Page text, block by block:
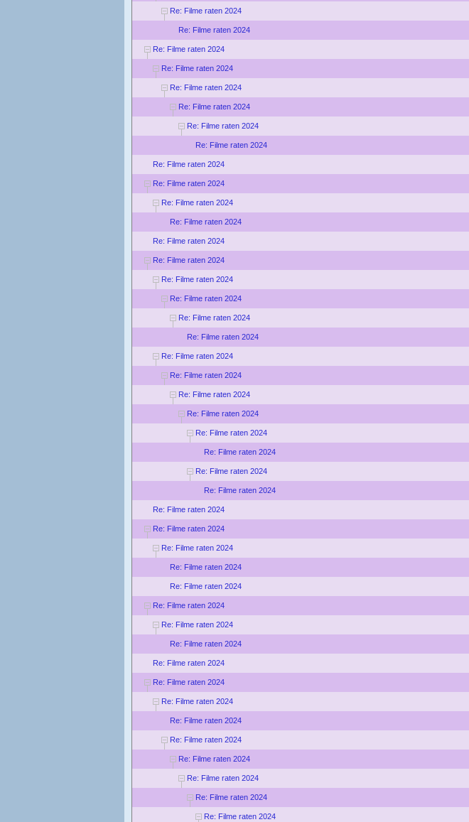
Re: Filme raten 2024
Re: Filme raten 2024
Re: Filme raten 2024
Re: Filme raten 2024
Re: Filme raten 2024
Re: Filme raten 2024
Re: Filme raten 2024
Re: Filme raten 2024
Re: Filme raten 2024
Re: Filme raten 2024
Re: Filme raten 2024
Re: Filme raten 2024
Re: Filme raten 2024
Re: Filme raten 2024
Re: Filme raten 2024
Re: Filme raten 2024
Re: Filme raten 2024
Re: Filme raten 2024
Re: Filme raten 2024
Re: Filme raten 2024
Re: Filme raten 2024
Re: Filme raten 2024
Re: Filme raten 2024
Re: Filme raten 2024
Re: Filme raten 2024
Re: Filme raten 2024
Re: Filme raten 2024
Re: Filme raten 2024
Re: Filme raten 2024
Re: Filme raten 2024
Re: Filme raten 2024
Re: Filme raten 2024
Re: Filme raten 2024
Re: Filme raten 2024
Re: Filme raten 2024
Re: Filme raten 2024
Re: Filme raten 2024
Re: Filme raten 2024
Re: Filme raten 2024
Re: Filme raten 2024
Re: Filme raten 2024
Re: Filme raten 2024
Re: Filme raten 2024